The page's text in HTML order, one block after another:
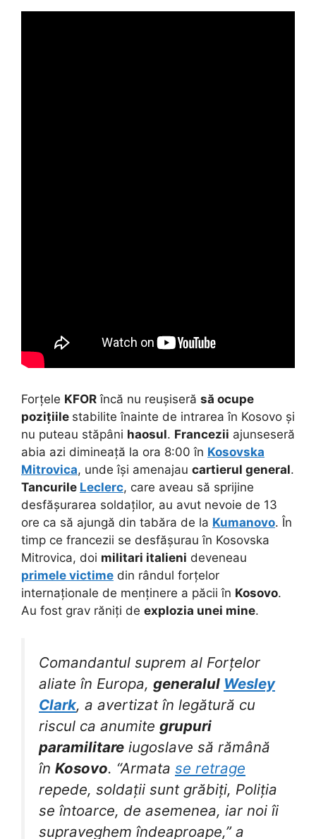
Forțele KFOR încă nu reușiseră să ocupe
pozițiile stabilite înainte de intrarea în Kosovo și
nu puteau stăpâni haosul. Francezii ajunseseră
abia azi dimineață la ora 8:00 în Kosovska
Mitrovica, unde își amenajau cartierul general.
Tancurile Leclerc, care aveau să sprijine
desfășurarea soldaților, au avut nevoie de 13
ore ca să ajungă din tabăra de la Kumanovo. În
timp ce francezii se desfășurau în Kosovska
Mitrovica, doi militari italieni deveneau
primele victime din rândul forțelor
internaționale de menținere a păcii în Kosovo.
Au fost grav răniți de explozia unei mine.
Comandantul suprem al Forțelor
aliate în Europa, generalul Wesley
Clark, a avertizat în legătură cu
riscul ca anumite grupuri
paramilitare iugoslave să rămână
în Kosovo. “Armata se retrage
repede, soldații sunt grăbiți, Poliția
se întoarce, de asemenea, iar noi îi
supraveghem îndeaproape,” a